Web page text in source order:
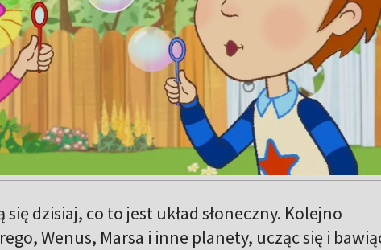
się dzisiaj, co to jest układ słoneczny. Kolejno
Wenus, Marsa i inne planety, ucząc się i